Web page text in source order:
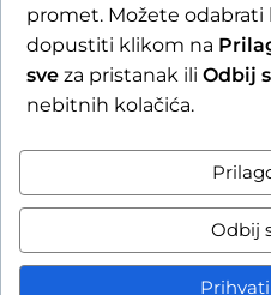
be processed and
our
By completing your
aware of the possible
Zatvori
promet. Možete odabrati
dopustiti klikom na
sve za pristanak ili Odbij
nebitnih kolačića.
Odbij
Raskid